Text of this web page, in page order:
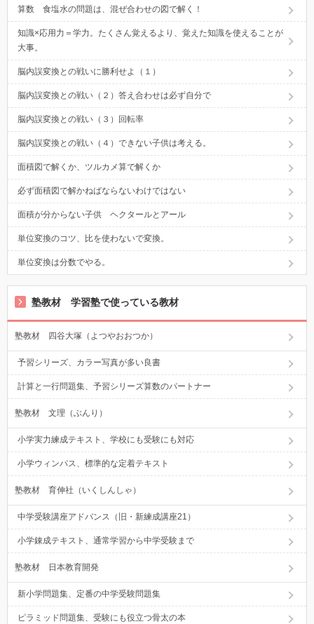
算数 食塩水の問題は、混ぜ合わせの図で解く！
知識×応用力＝学力。たくさん覚えるより、覚えた知識を使えることが
大事。
脳内誤変換との戦いに勝利せよ（１）
脳内誤変換との戦い（２）答え合わせは必ず自分で
脳内誤変換との戦い（３）回転率
脳内誤変換との戦い（４）できない子供は考える。
面積図で解くか、ツルカメ算で解くか
必ず面積図で解かねばならないわけではない
面積が分からない子供 ヘクタールとアール
単位変換のコツ、比を使わないで変換。
単位変換は分数でやる。
塾教材 学習塾で使っている教材
塾教材 四谷大塚（よつやおおつか）
予習シリーズ、カラー写真が多い良書
計算と一行問題集、予習シリーズ算数のパートナー
塾教材 文理（ぶんり）
小学実力練成テキスト、学校にも受験にも対応
小学ウィンパス、標準的な定着テキスト
塾教材 育伸社（いくしんしゃ）
中学受験講座アドバンス（旧・新練成講座21）
小学錬成テキスト、通常学習から中学受験まで
塾教材 日本教育開発
新小学問題集、定番の中学受験問題集
ピラミッド問題集、受験にも役立つ骨太の本